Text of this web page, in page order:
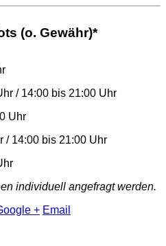
(o. Gewähr)*
/ 14:00 bis 21:00 Uhr
Uhr
/ 14:00 bis 21:00 Uhr
individuell angefragt werden.
+ Email